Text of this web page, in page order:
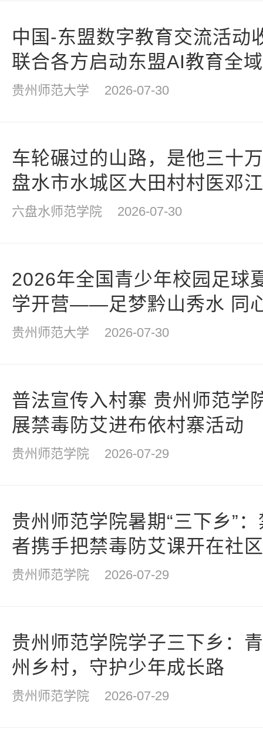
中国-东盟数字教育交流活动
联合各方启动东盟AI教育全
贵州师范大学 2026-07-30
车轮碾过的山路，是他三十
盘水市水城区大田村村医邓
六盘水师范学院 2026-07-30
2026年全国青少年校园足球
学开营——足梦黔山秀水 同
贵州师范大学 2026-07-30
普法宣传入村寨 贵州师范学
展禁毒防艾进布依村寨活动
贵州师范学院 2026-07-29
贵州师范学院暑期“三下乡”
者携手把禁毒防艾课开在社
贵州师范学院 2026-07-29
贵州师范学院学子三下乡：
州乡村，守护少年成长路
贵州师范学院 2026-07-29